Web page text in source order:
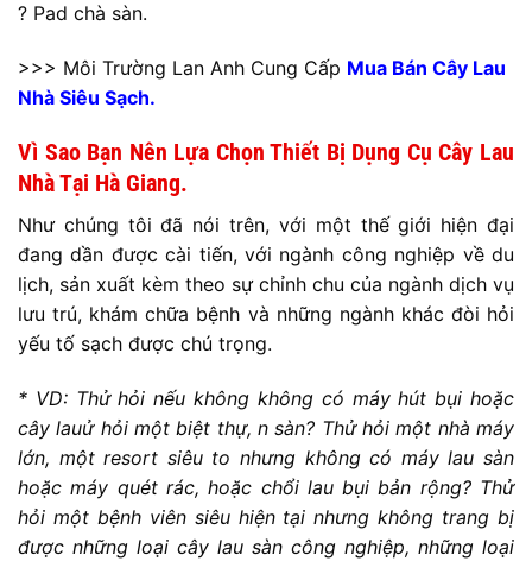
? Pad chà sàn.
>>> Môi Trường Lan Anh Cung Cấp Mua Bán Cây Lau
Nhà Siêu Sạch.
Vì Sao Bạn Nên Lựa Chọn Thiết Bị Dụng Cụ Cây Lau
Nhà Tại Hà Giang.
Như chúng tôi đã nói trên, với một thế giới hiện đại
đang dần được cài tiến, với ngành công nghiệp về du
lịch, sản xuất kèm theo sự chỉnh chu của ngành dịch vụ
lưu trú, khám chữa bệnh và những ngành khác đòi hỏi
yếu tố sạch được chú trọng.
* VD: Thử hỏi nếu không không có máy hút bụi hoặc
cây lauử hỏi một biệt thự, n sàn? Thử hỏi một nhà máy
lớn, một resort siêu to nhưng không có máy lau sàn
hoặc máy quét rác, hoặc chổi lau bụi bản rộng? Thử
hỏi một bệnh viên siêu hiện tại nhưng không trang bị
được những loại cây lau sàn công nghiệp, những loại